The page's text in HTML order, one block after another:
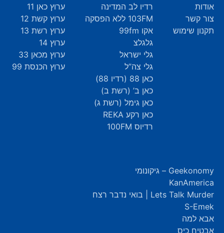
אודות
צור קשר
תקנון שימוש
רדיו לב המדינה
103FM ללא הפסקה
אקו 99fm
גלגלצ
גלי ישראל
גלי צה”ל
כאן 88 (רדיו 88)
כאן ב’ (רשת ב)
כאן גימל (רשת ג)
כאן רקע REKA
רדיוס 100FM
ערוץ כאן 11
ערוץ קשת 12
ערוץ רשת 13
ערוץ 14
ערוץ מכאן 33
ערוץ הכנסת 99
Geekonomy – גיקונומי
KanAmerica
Lets Talk Murder | בואי נדבר רצח
S-Emek
אבא למה
אבטיח כיס